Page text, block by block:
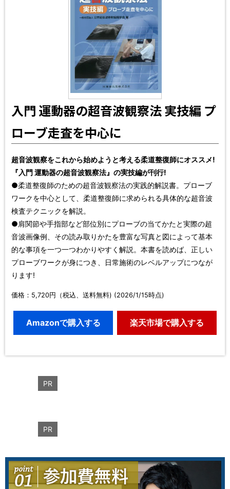
入門 運動器の超音波観察法 実技編 プ
ローブ走査を中心に
超音波観察をこれから始めようと考える柔道整復師にオススメ!
『入門 運動器の超音波観察法』の実技編が刊行!
●柔道整復師のための超音波観察法の実践的解説書。プローブ
ワークを中心として、柔道整復師に求められる具体的な超音波
検査テクニックを解説。
●肩関節や手指部など部位別にプローブの当てかたと実際の超
音波画像例、その読み取りかたを豊富な写真と図によって基本
的な事項を一つ一つわかりやすく解説。本書を読めば、正しい
プローブワークが身につき、日常施術のレベルアップにつなが
ります!
価格：5,720円（税込、送料無料) (2026/1/15時点)
Amazonで購入する 楽天市場で購入する
PR
PR